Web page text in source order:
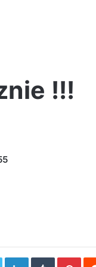
!!!
LinkedInTumblr
początki